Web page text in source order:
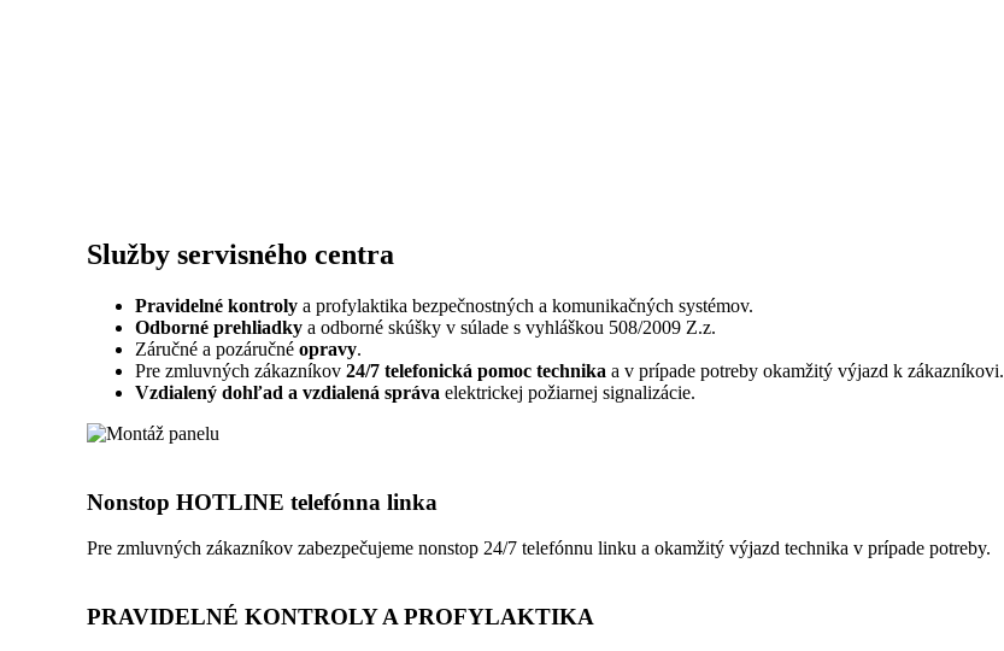
Služby servisného centra
Pravidelné kontroly a profylaktika bezpečnostných a komunikačných systémov.
Odborné prehliadky a odborné skúšky v súlade s vyhláškou 508/2009 Z.z.
Záručné a pozáručné opravy.
Pre zmluvných zákazníkov 24/7 telefonická pomoc technika a v prípade potreby okamžitý výjazd k zákazníkovi.
Vzdialený dohľad a vzdialená správa elektrickej požiarnej signalizácie.
Nonstop HOTLINE telefónna linka
Pre zmluvných zákazníkov zabezpečujeme nonstop 24/7 telefónnu linku a okamžitý výjazd technika v prípade potreby.
PRAVIDELNÉ KONTROLY A PROFYLAKTIKA